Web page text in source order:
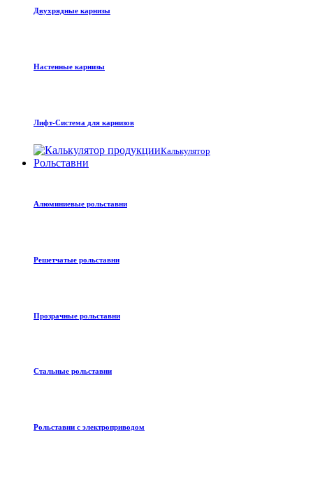
Двухрядные карнизы
Настенные карнизы
Лифт-Система для карнизов
Калькулятор
Рольставни
Алюминиевые рольставни
Решетчатые рольставни
Прозрачные рольставни
Стальные рольставни
Рольставни с электроприводом